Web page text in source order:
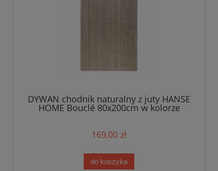
DYWAN chodnik naturalny z juty HANSE
HOME Bouclé 80x200cm w kolorze
169,00 zł
do koszyka